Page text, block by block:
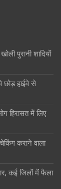
पुरानी शादियों
छोड़ हाईवे से
हिरासत में लिए
कराने वाला
कई जिलों में फैला